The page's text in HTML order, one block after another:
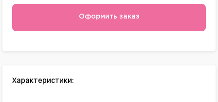
Оформить заказ
Характеристики: